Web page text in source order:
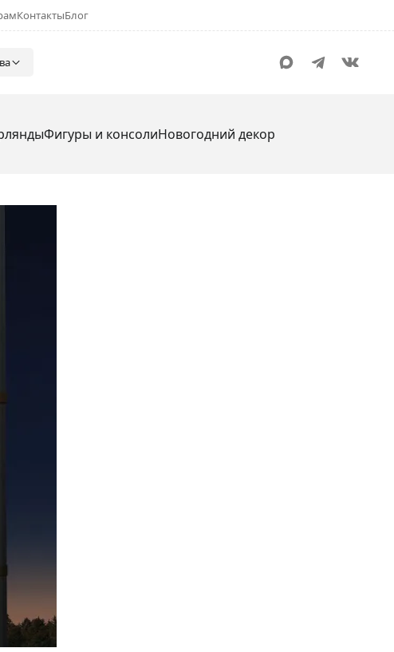
КонтактыБлог
Фигуры и консолиНовогодний декор